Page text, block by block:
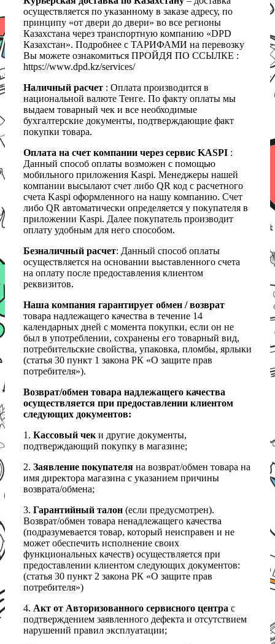
осуществляется по указанному в заказе адресу, по
принципу «от двери до двери» во все регионы
Казахстана через транспортную компанию «DPD
Казахстан». Подробнее с ТАРИФАМИ на перевозку
Вы можете ознакомиться ПРОЙДЯ ПО ССЫЛКЕ :
https://www.dpd.kz/services/
Наличный расчет : Оплата производится в
национальной валюте Тенге. По факту оплаты мы
выдаем товарный чек и все необходимые
бухгалтерские документы, подтверждающие факт
покупки товара.
Оплата на счет компании через сервис KASPI :
Данный способ оплаты возможен с помощью
мобильного приложения Kaspi. Менеджеры нашей
компании высылают счет либо QR код с расчетного
счета Kaspi оформленного на нашу компанию. Счет
либо QR автоматически определяется у покупателя в
приложении Kaspi. Далее покупатель производит
оплату удобным для него способом.
Безналичный расчет: Данный способ оплаты
осуществляется на основании выставленного счета
на оплату после предоставления клиентом
реквизитов.
Наша компания гарантирует обмен / возврат
товара надлежащего качества в течение 14
календарных дней с момента покупки, если он не
был в употреблении, сохранены его товарный вид,
потребительские свойства, упаковка, пломбы, ярлыки
(статья 30 пункт 1 закона РК «О защите прав
потребителя»).
Возврат/обмен товара надлежащего качества
осуществляется при предоставлении клиентом
следующих документов:
1. Кассовый чеки другие документы,
подтверждающий покупку в магазине;
2. Заявление покупателя на возврат/обмен товара на
имя директора магазина с указанием причины
возврата/обмена;
3. Гарантийный талон (если предусмотрен).
Возврат/обмен товара ненадлежащего качества
(подразумевается товар, который неисправен и не
может обеспечить исполнение своих
функциональных качеств) осуществляется при
предоставлении клиентом следующих документов:
(статья 30 пункт 2 закона РК «О защите прав
потребителя»)
4. Акт от Авторизованного сервисного центра с
подтверждением заявленного дефекта и отсутствием
нарушений правил эксплуатации;